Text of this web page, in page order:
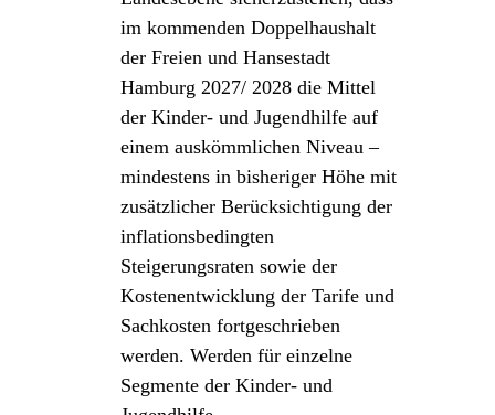
im kommenden Doppelhaushalt
der Freien und Hansestadt
Hamburg 2027/ 2028 die Mittel
der Kinder- und Jugendhilfe auf
einem auskömmlichen Niveau –
mindestens in bisheriger Höhe mit
zusätzlicher Berücksichtigung der
inflationsbedingten
Steigerungsraten sowie der
Kostenentwicklung der Tarife und
Sachkosten fortgeschrieben
werden. Werden für einzelne
Segmente der Kinder- und